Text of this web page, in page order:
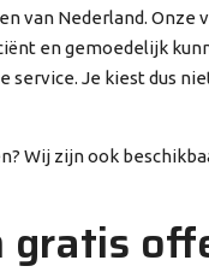
van Nederland. Onze
en gemoedelijk
service. Je kiest dus
Wij zijn ook
gratis